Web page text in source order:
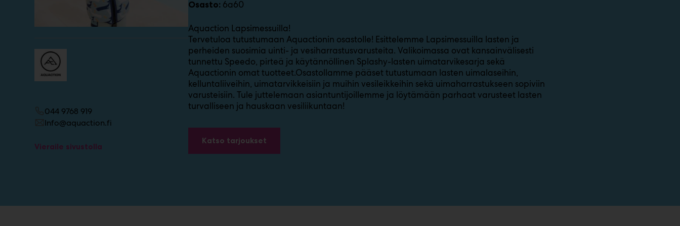
044 9768 919
Info@aquaction.fi
Vieraile sivustolla
m
:
Osasto: 6a60
Aquaction Lapsimessuilla!
Tervetuloa tutustumaan Aquactionin osastolle! Esittelemme Lapsimessuilla lasten ja
perheiden suosimia uinti- ja vesiharrastusvarusteita. Valikoimassa ovat kansainvälisesti
tunnettu Speedo, pirteä ja käytännöllinen Splashy-lasten uimatarvikesarja sekä
Aquactionin omat tuotteet.Osastollamme pääset tutustumaan lasten uimalaseihin,
kelluntaliiveihin, uimatarvikkeisiin ja muihin vesileikkeihin sekä uimaharrastukseen sopiviin
varusteisiin. Tule juttelemaan asiantuntijoillemme ja löytämään parhaat varusteet lasten
turvalliseen ja hauskaan vesiliikuntaan!
Katso tarjoukset